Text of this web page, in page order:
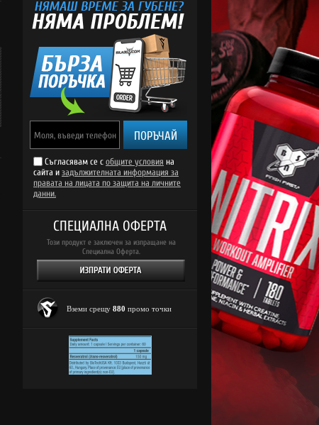
ПОРЪЧАЙ
Съгласявам се с общите условия на
сайта и задължителната информация за
правата на лицата по защита на личните
данни.
СПЕЦИАЛНА ОФЕРТА
Този продукт е заключен за изпращане на
Специална Оферта.
Вземи срещу 880 промо точки